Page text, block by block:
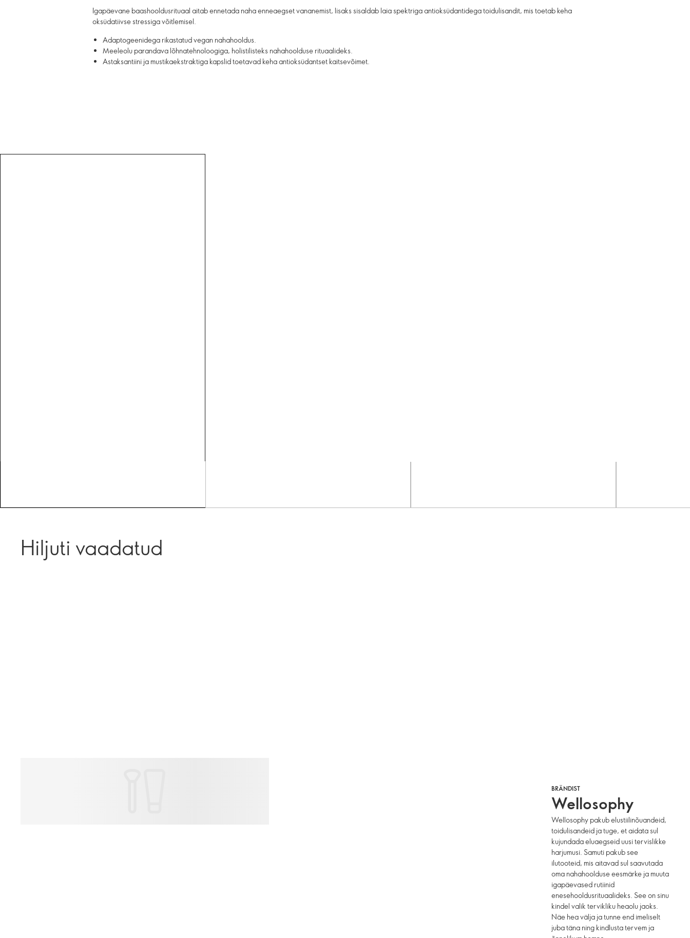
Igapäevane baashooldusrituaal aitab ennetada naha enneaegset vananemist, lisaks sisaldab laia spektriga antioksüdantidega toidulisandit, mis toetab keha
oksüdatiivse stressiga võitlemisel.
Adaptogeenidega rikastatud vegan nahahooldus.
Meeleolu parandava lõhnatehnoloogiga, holistilisteks nahahoolduse rituaalideks.
Astaksantiini ja mustikaekstraktiga kapslid toetavad keha antioksüdantset kaitsevõimet.
Hiljuti vaadatud
BRÄNDIST
Wellosophy
Wellosophy pakub elustiilinõuandeid,
toidulisandeid ja tuge, et aidata sul
kujundada eluaegseid uusi tervislikke
harjumusi. Samuti pakub see
ilutooteid, mis aitavad sul saavutada
oma nahahoolduse eesmärke ja muuta
igapäevased rutiinid
enesehooldusrituaalideks. See on sinu
kindel valik tervikliku heaolu jaoks.
Näe hea välja ja tunne end imeliselt
juba täna ning kindlusta tervem ja